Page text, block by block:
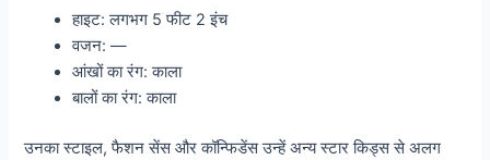
हाइट: लगभग 5 फीट 2 इंच
वजन: —
आंखों का रंग: काला
बालों का रंग: काला
उनका स्टाइल, फैशन सेंस और कॉन्फिडेंस उन्हें अन्य स्टार किड्स से अलग